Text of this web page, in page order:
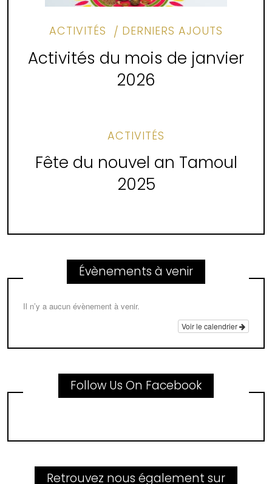
ACTIVITÉS DERNIERS AJOUTS
Activités du mois de janvier
2026
ACTIVITÉS
Fête du nouvel an Tamoul
2025
Évènements à venir
Il n’y a aucun évènement à venir.
Voir le calendrier
Follow Us On Facebook
Retrouvez nous également sur